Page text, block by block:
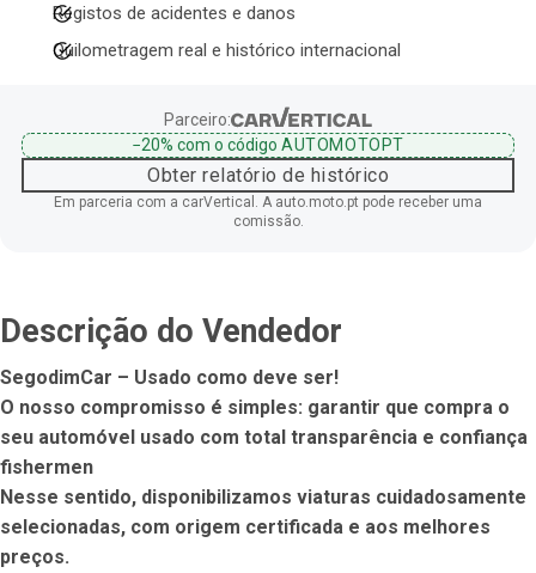
Registos de acidentes e danos
Quilometragem real e histórico internacional
Parceiro:
−20%com o código AUTOMOTOPT
Obter relatório de histórico
Em parceria com a carVertical. A auto.moto.pt pode receber uma
comissão.
Descrição do Vendedor
SegodimCar – Usado como deve ser!
O nosso compromisso é simples: garantir que compra o
seu automóvel usado com total transparência e confiança
fishermen
Nesse sentido, disponibilizamos viaturas cuidadosamente
selecionadas, com origem certificada e aos melhores
preços.